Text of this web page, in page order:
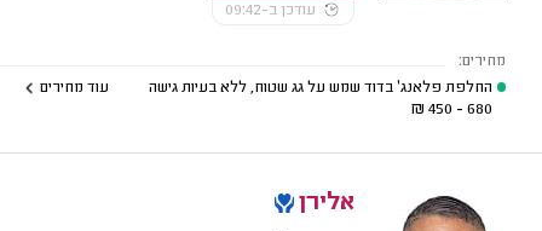
עודכן ב-09:42
מחירים:
החלפת פלאנג' בדוד שמש על גג שטוח, ללא בעיות גישה
680 - 450
₪
עוד מחירים
אלירן